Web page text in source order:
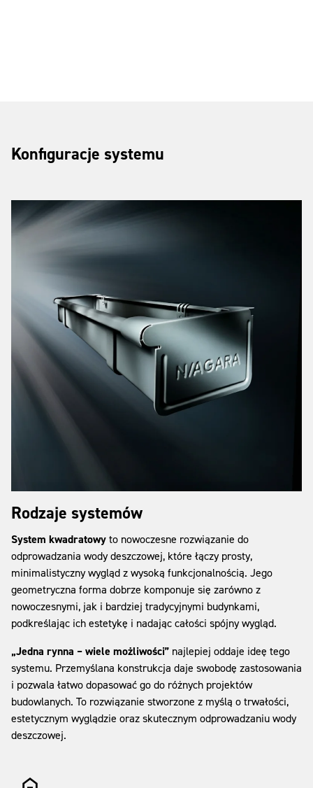
Konfiguracje systemu
Rodzaje systemów
System kwadratowyto nowoczesne rozwiązanie do
odprowadzania wody deszczowej, które łączy prosty,
minimalistyczny wygląd z wysoką funkcjonalnością. Jego
geometryczna forma dobrze komponuje się zarówno z
nowoczesnymi, jak i bardziej tradycyjnymi budynkami,
podkreślając ich estetykę i nadając całości spójny wygląd.
„Jedna rynna – wiele możliwości” najlepiej oddaje ideę tego
systemu. Przemyślana konstrukcja daje swobodę zastosowania
i pozwala łatwo dopasować go do różnych projektów
budowlanych. To rozwiązanie stworzone z myślą o trwałości,
estetycznym wyglądzie oraz skutecznym odprowadzaniu wody
deszczowej.